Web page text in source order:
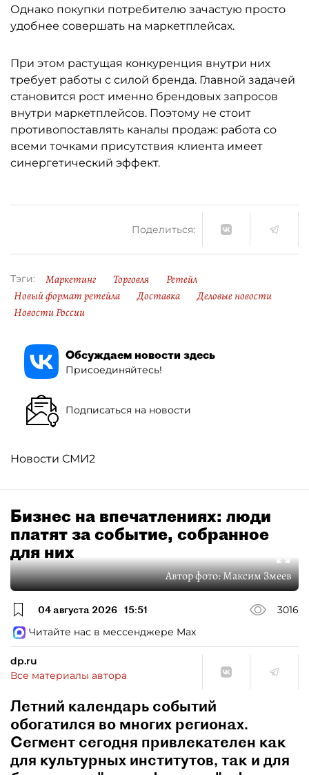
Однако покупки потребителю зачастую просто
удобнее совершать на маркетплейсах.
При этом растущая конкуренция внутри них
требует работы с силой бренда. Главной задачей
становится рост именно брендовых запросов
внутри маркетплейсов. Поэтому не стоит
противопоставлять каналы продаж: работа со
всеми точками присутствия клиента имеет
синергетический эффект.
Поделиться:
Тэги: Маркетинг Торговля
Ретейл
Новый формат ретейла
Доставка
Деловые новости
Новости России
Обсуждаем новости здесь
Присоединяйтесь!
Подписаться на новости
Новости СМИ2
Бизнес на впечатлениях: люди
платят за событие, собранное
для них
Автор фото:Максим Змеев
04 августа 2026 15:51
3016
Читайте нас в мессенджере Max
dp.ru
Все материалы автора
Летний календарь событий
обогатился во многих регионах.
Сегмент сегодня привлекателен как
для культурных институтов, так и для